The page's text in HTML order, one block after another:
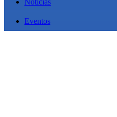
Noticias
Eventos